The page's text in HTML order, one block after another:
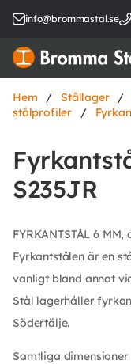
info@brommastal.se
Hem / Stållager /
stålprofiler
/
S235JR
FYRKANTSTÅL 6
Fyrkantstålen är en
vanligt bland annat
Stål lagerhåller
Södertälje.
Samtliga